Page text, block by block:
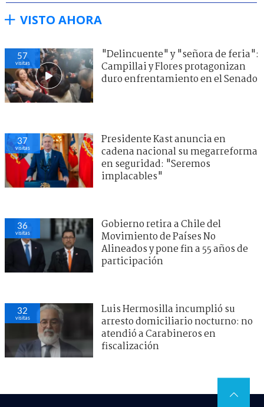
VISTO AHORA
57
visitas
"Delincuente" y "señora de feria":
Campillai y Flores protagonizan
duro enfrentamiento en el Senado
37
visitas
Presidente Kast anuncia en
cadena nacional su megarreforma
en seguridad: "Seremos
implacables"
36
visitas
Gobierno retira a Chile del
Movimiento de Países No
Alineados y pone fin a 55 años de
participación
32
visitas
Luis Hermosilla incumplió su
arresto domiciliario nocturno: no
atendió a Carabineros en
fiscalización